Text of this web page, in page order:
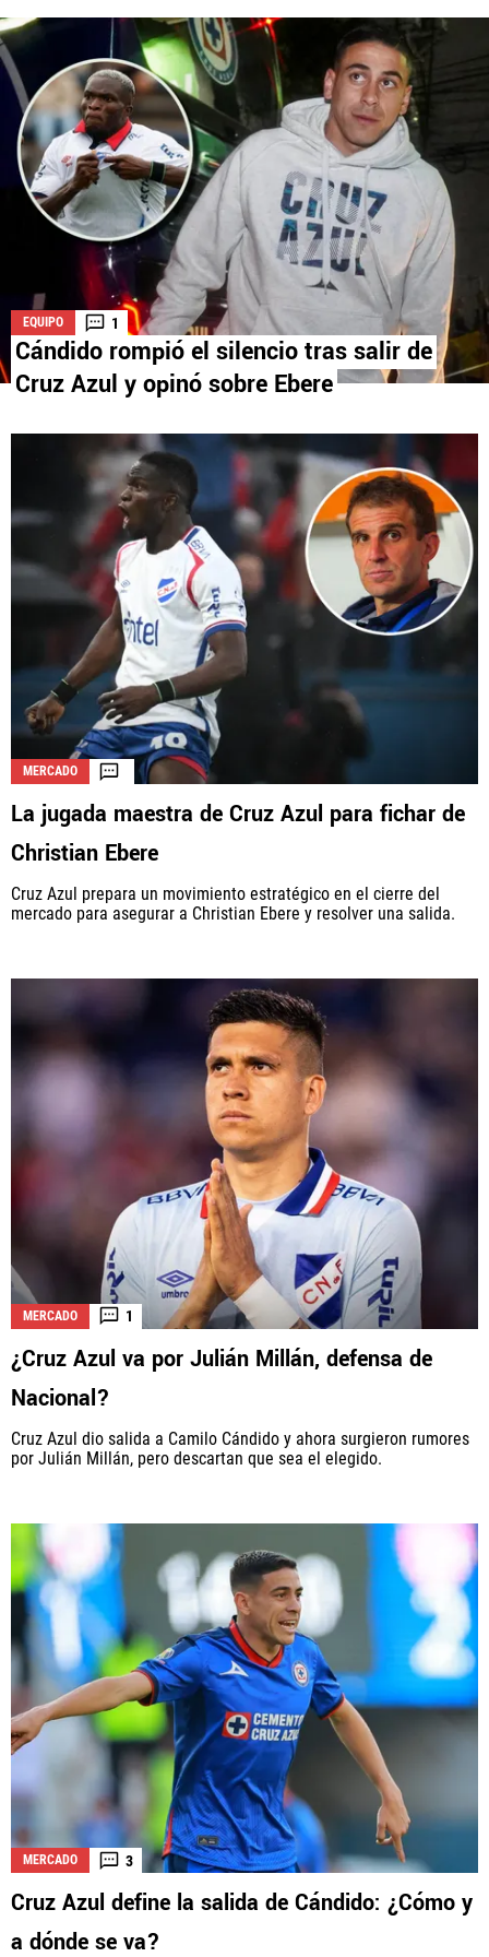
La aceptación de una de las ofertas presentadas en esta página
puede dar lugar a un pago a
Vamos Azul. Este pago puede influir en
cómo y dónde aparecen los operadores de juego en la página y en el
orden en que aparecen, pero no influye en nuestras evaluaciones.
EQUIPO 1
Cándido rompió el silencio tras salir de
Cruz Azul y opinó sobre Ebere
MERCADO
La jugada maestra de Cruz Azul para fichar de
Christian Ebere
Cruz Azul prepara un movimiento estratégico en el cierre del
mercado para asegurar a Christian Ebere y resolver una salida.
MERCADO 1
¿Cruz Azul va por Julián Millán, defensa de
Nacional?
Cruz Azul dio salida a Camilo Cándido y ahora surgieron rumores
por Julián Millán, pero descartan que sea el elegido.
MERCADO 3
Cruz Azul define la salida de Cándido: ¿Cómo y
a dónde se va?